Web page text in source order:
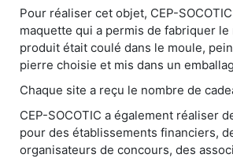
Pour réaliser cet objet, CEP-
maquette qui a permis de fabriquer le
produit était coulé dans le moule,
pierre choisie et mis dans un
Chaque site a reçu le nombre de
CEP-SOCOTIC a également réaliser
pour des établissements financiers,
organisateurs de concours, des